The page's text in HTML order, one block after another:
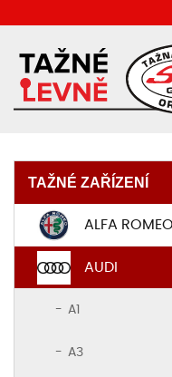
TAŽNÉ ZAŘÍZENÍ
ALFA ROMEO
AUDI
A1
A3